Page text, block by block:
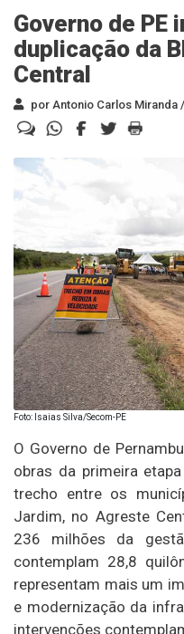
Governo de PE
duplicação da
Central
por Antonio Carlos Miranda
Foto: Isaias Silva/Secom-PE
O Governo de
obras da primeira
trecho entre os
Jardim, no Agreste
236 milhões da
contemplam 28,8
representam mais um
e modernização da
intervenções